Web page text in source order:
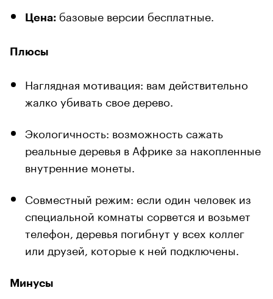
Цена: базовые версии бесплатные.
Плюсы
Наглядная мотивация: вам действительно
жалко убивать свое дерево.
Экологичность: возможность сажать
реальные деревья в Африке за накопленные
внутренние монеты.
Совместный режим: если один человек из
специальной комнаты сорвется и возьмет
телефон, деревья погибнут у всех коллег
или друзей, которые к ней подключены.
Минусы